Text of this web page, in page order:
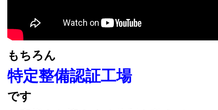
もちろん
特定整備認証工場
です